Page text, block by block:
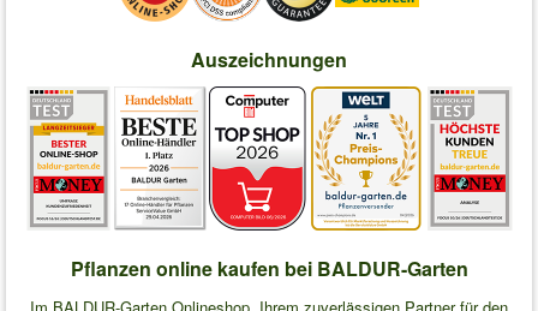
Auszeichnungen
Pflanzen online kaufen bei BALDUR-Garten